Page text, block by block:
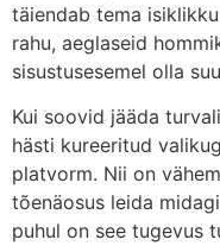
täiendab tema
rahu, aeglaseid
sisustusesemel olla
Kui soovid jääda
hästi kureeritud
platvorm. Nii on
tõenäosus leida
puhul on see tugevus